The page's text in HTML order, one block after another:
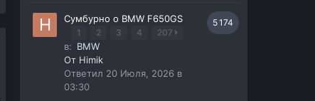
5 174
Сумбурно о BMW F650GS
1 2 3 4 207
в: BMW
От Himik
Ответил 20 Июля, 2026 в
03:30